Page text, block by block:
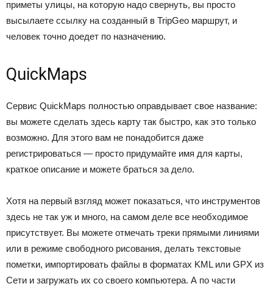
приметы улицы, на которую надо свернуть, вы просто
высылаете ссылку на созданный в TripGeo маршрут, и
человек точно доедет по назначению.
QuickMaps
Сервис QuickMaps полностью оправдывает свое название:
вы можете сделать здесь карту так быстро, как это только
возможно. Для этого вам не понадобится даже
регистрироваться — просто придумайте имя для карты,
краткое описание и можете браться за дело.
Хотя на первый взгляд может показаться, что инструментов
здесь не так уж и много, на самом деле все необходимое
присутствует. Вы можете отмечать треки прямыми линиями
или в режиме свободного рисования, делать текстовые
пометки, импортировать файлы в форматах KML или GPX из
Сети и загружать их со своего компьютера. А по части